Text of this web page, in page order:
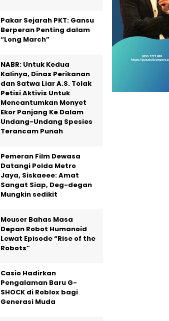
Pakar Sejarah PKT: Gansu
Berperan Penting dalam
“Long March”
NABR: Untuk Kedua
Kalinya, Dinas Perikanan
dan Satwa Liar A.S. Tolak
Petisi Aktivis Untuk
Mencantumkan Monyet
Ekor Panjang Ke Dalam
Undang-Undang Spesies
Terancam Punah
Pemeran Film Dewasa
Datangi Polda Metro
Jaya, Siskaeee: Amat
Sangat Siap, Deg-degan
Mungkin sedikit
Mouser Bahas Masa
Depan Robot Humanoid
Lewat Episode “Rise of the
Robots”
Casio Hadirkan
Pengalaman Baru G-
SHOCK di Roblox bagi
Generasi Muda